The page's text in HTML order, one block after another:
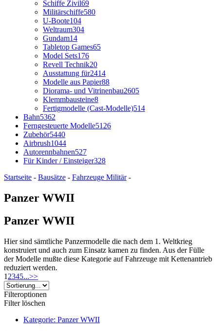
Schiffe Zivil69
Militärschiffe580
U-Boote104
Weltraum304
Gundam14
Tabletop Games65
Model Sets176
Revell Technik20
Ausstattung für2414
Modelle aus Papier88
Diorama- und Vitrinenbau2605
Klemmbausteine8
Fertigmodelle (Cast-Modelle)514
Bahn5362
Ferngesteuerte Modelle5126
Zubehör5440
Airbrush1044
Autorennbahnen527
Für Kinder / Einsteiger328
Startseite - Bausätze - Fahrzeuge Militär-
Panzer WWII
Panzer WWII
Hier sind sämtliche Panzermodelle die nach dem 1. Weltkrieg
konstruiert und auch zum Einsatz kamen zu finden. Aus der Fülle
der Modelle mußte diese Kategorie auf Fahrzeuge mit Kettenantrieb
reduziert werden.
1 2345...>>
Filteroptionen
Filter löschen
Kategorie: Panzer WWII